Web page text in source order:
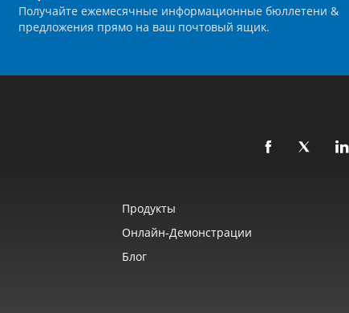
Получайте ежемесячные информационные бюллетени &
предложения прямо на ваш почтовый ящик.
Продукты
Онлайн‑демонстрации
Блог